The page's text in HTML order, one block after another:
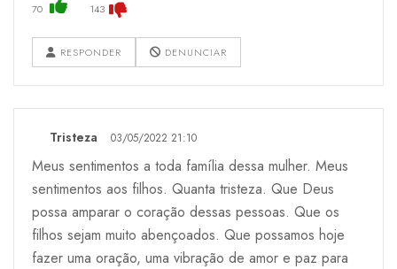
70 143
RESPONDER DENUNCIAR
Tristeza 03/05/2022 21:10
Meus sentimentos a toda família dessa mulher. Meus
sentimentos aos filhos. Quanta tristeza. Que Deus
possa amparar o coração dessas pessoas. Que os
filhos sejam muito abençoados. Que possamos hoje
fazer uma oração, uma vibração de amor e paz para